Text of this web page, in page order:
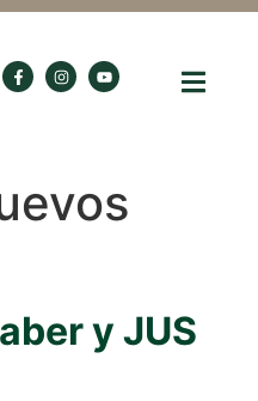
y JUS